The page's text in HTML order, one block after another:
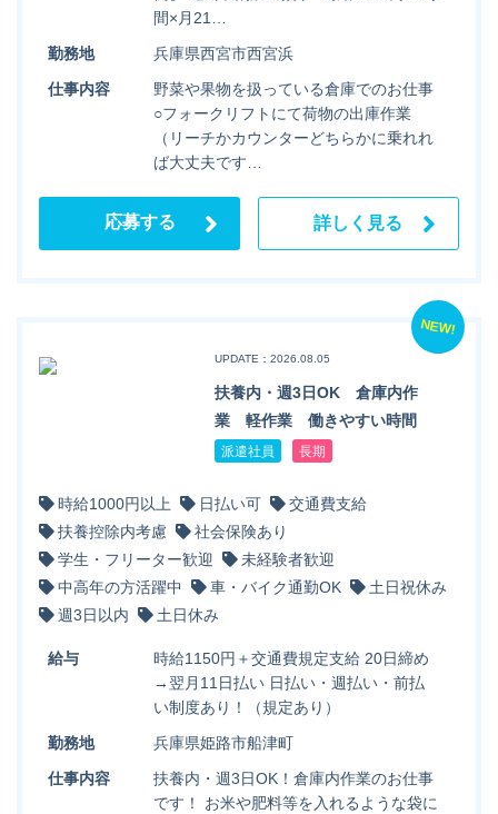
間×月21…
勤務地
兵庫県西宮市西宮浜
仕事内容
野菜や果物を扱っている倉庫でのお仕事
○フォークリフトにて荷物の出庫作業
（リーチかカウンターどちらかに乗れれ
ば大丈夫です…
応募する 詳しく見る
NEW!
UPDATE：2026.08.05
扶養内・週3日OK 倉庫内作
業 軽作業 働きやすい時間
派遣社員 長期
時給1000円以上 日払い可
交通費支給
扶養控除内考慮
社会保険あり
学生・フリーター歓迎
未経験者歓迎
中高年の方活躍中
車・バイク通勤OK
土日祝休み
週3日以内
土日休み
給与
時給1150円＋交通費規定支給 20日締め
→翌月11日払い 日払い・週払い・前払
い制度あり！（規定あり）
勤務地
兵庫県姫路市船津町
仕事内容
扶養内・週3日OK！倉庫内作業のお仕事
です！ お米や肥料等を入れるような袋に